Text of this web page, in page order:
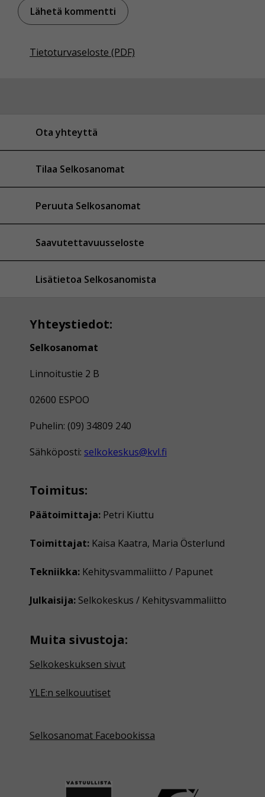
Tietoturvaseloste (PDF)
Ota yhteyttä
Tilaa Selkosanomat
Peruuta Selkosanomat
Saavutettavuusseloste
Lisätietoa Selkosanomista
Yhteystiedot:
Selkosanomat
Linnoitustie 2 B
02600 ESPOO
Puhelin: (09) 34809 240
Sähköposti: selkokeskus@kvl.fi
Toimitus:
Päätoimittaja: Petri Kiuttu
Toimittajat: Kaisa Kaatra, Maria Österlund
Tekniikka: Kehitysvammaliitto / Papunet
Julkaisija: Selkokeskus / Kehitysvammaliitto
Muita sivustoja:
Selkokeskuksen sivut
YLE:n selkouutiset
Selkosanomat Facebookissa